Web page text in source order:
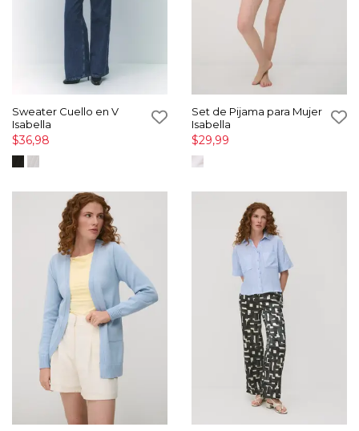
Sweater Cuello en V
Isabella
$36,98
Set de Pijama para Mujer
Isabella
$29,99